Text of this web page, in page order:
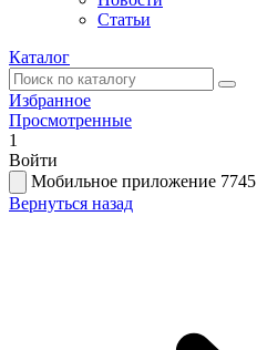
Статьи
Каталог
Избранное
Просмотренные
1
Войти
Мобильное приложение 7745
Вернуться назад